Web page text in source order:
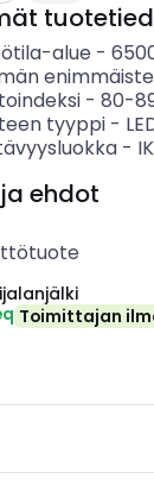
alue -
- 80-
tyyppi-
-
ehdot
Toimittajan